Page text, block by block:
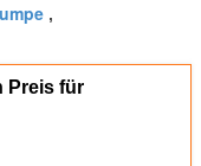
,
Preis für